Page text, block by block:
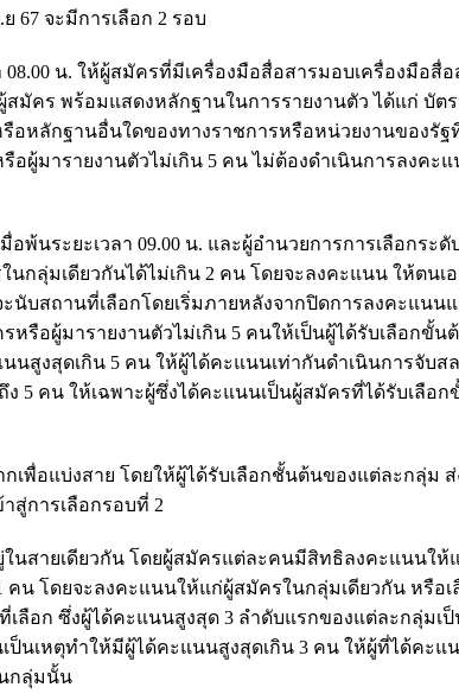
67 จะมีการเลือก 2 รอบ
น. ให้ผู้สมัครที่มีเครื่องมือสื่อสารมอบเครื่องมือสื่อ
มัคร พร้อมแสดงหลักฐานในการรายงานตัว ได้แก่ บัต
หลักฐานอื่นใดของทางราชการหรือหน่วยงานของรัฐ
ผู้มารายงานตัวไม่เกิน 5 คน ไม่ต้องดำเนินการลงคะแ
นระยะเวลา 09.00 น. และผู้อำนวยการการเลือกระดั
ลุ่มเดียวกันได้ไม่เกิน 2 คน โดยจะลงคะแนน ให้ตนเอ
บสถานที่เลือกโดยเริ่มภายหลังจากปิดการลงคะแนนแ
รือผู้มารายงานตัวไม่เกิน 5 คนให้เป็นผู้ได้รับเลือกขั้น
สูงสุดเกิน 5 คน ให้ผู้ได้คะแนนเท่ากันดำเนินการจับสล
5 คน ให้เฉพาะผู้ซึ่งได้คะแนนเป็นผู้สมัครที่ได้รับเลือ
เพื่อแบ่งสาย โดยให้ผู้ได้รับเลือกชั้นต้นของแต่ละกลุ่ม
สู่การเลือกรอบที่ 2
นสายเดียวกัน โดยผู้สมัครแต่ละคนมีสิทธิลงคะแนนให้
น โดยจะลงคะแนนให้แก่ผู้สมัครในกลุ่มเดียวกัน หรือเ
อก ซึ่งผู้ได้คะแนนสูงสุด 3 ลำดับแรกของแต่ละกลุ่มเป็
นเหตุทำให้มีผู้ได้คะแนนสูงสุดเกิน 3 คน ให้ผู้ที่ได้คะแ
นกลุ่มนั้น